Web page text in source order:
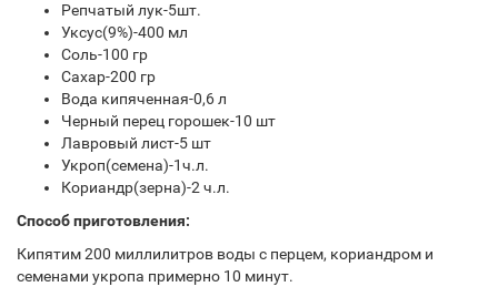
Репчатый лук-5шт.
Уксус(9%)-400 мл
Соль-100 гр
Сахар-200 гр
Вода кипяченная-0,6 л
Черный перец горошек-10 шт
Лавровый лист-5 шт
Укроп(семена)-1ч.л.
Кориандр(зерна)-2 ч.л.
Способ приготовления:
Кипятим 200 миллилитров воды с перцем, кориандром и
семенами укропа примерно 10 минут.